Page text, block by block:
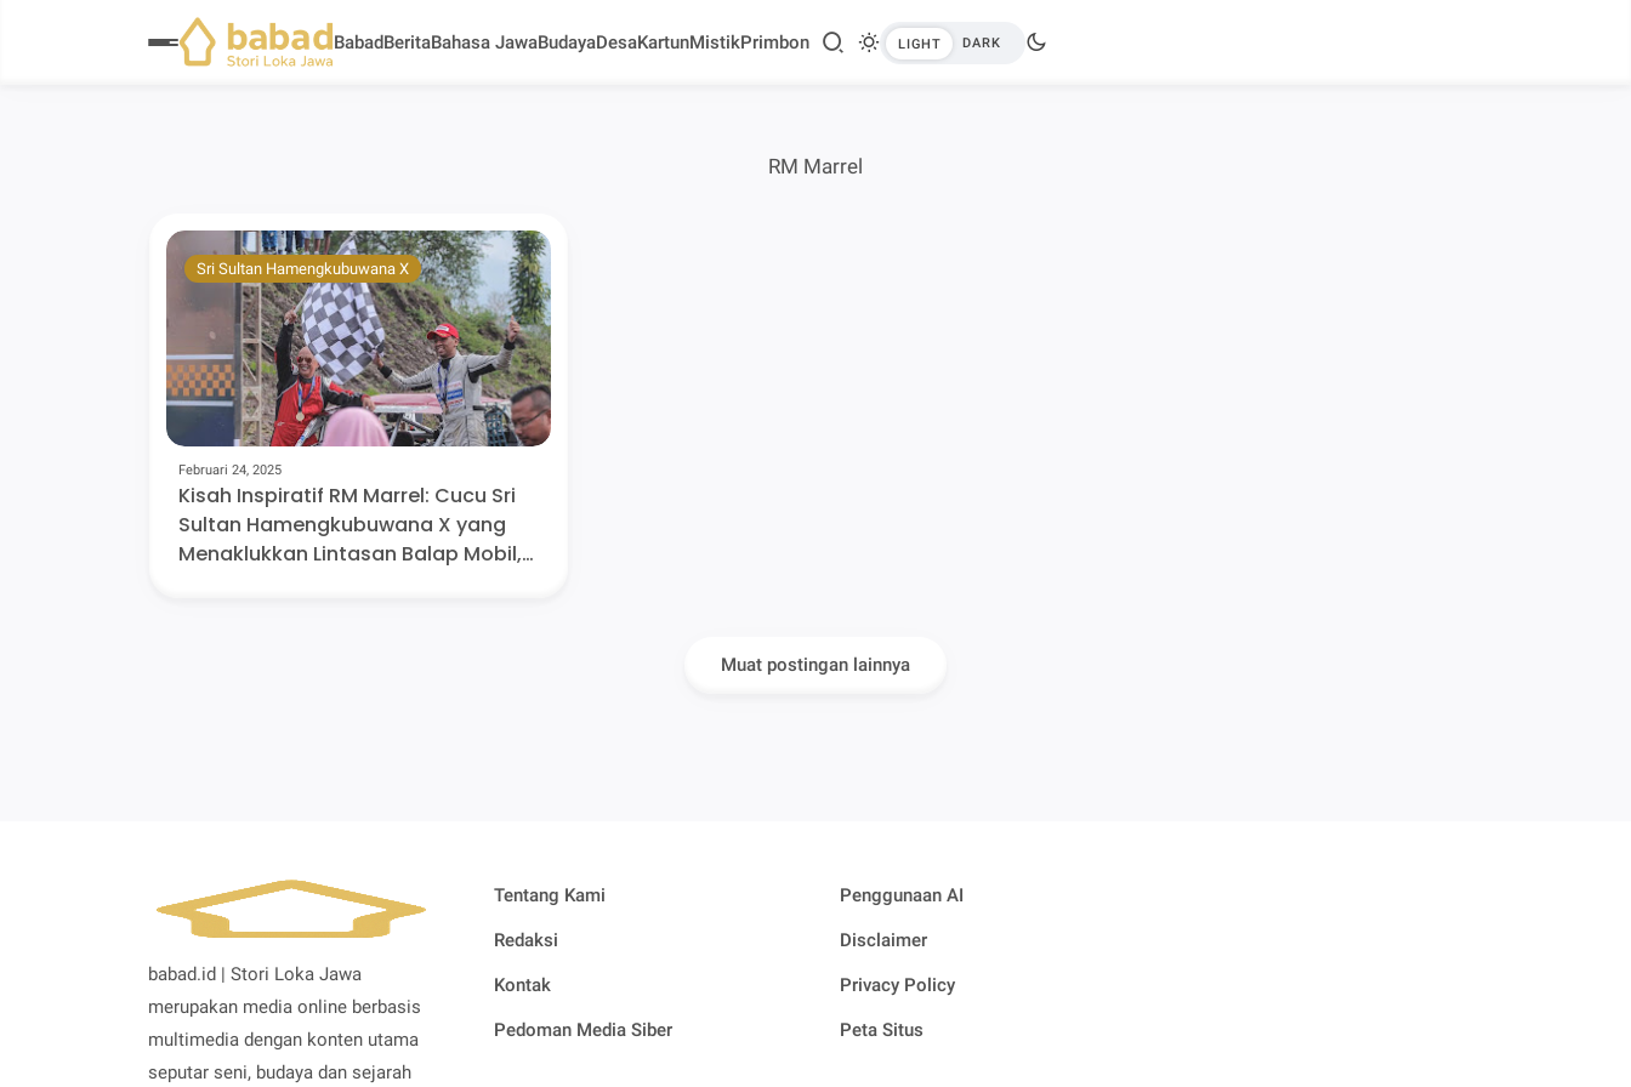
BabadBeritaBahasa JawaBudayaDesaKartunMistikPrimbon
RM Marrel
Sri Sultan Hamengkubuwana X
Kisah Inspiratif RM Marrel: Cucu Sri
Sultan Hamengkubuwana X yang
Menaklukkan Lintasan Balap Mobil,
Februari 24, 2025
Muat postingan lainnya
babad.id | Stori Loka Jawa
merupakan media online berbasis
multimedia dengan konten utama
seputar seni, budaya dan sejarah
Tentang Kami
Redaksi
Kontak
Pedoman Media Siber
Penggunaan AI
Disclaimer
Privacy Policy
Peta Situs